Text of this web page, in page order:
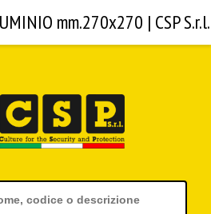
mm.270x270 | CSP S.r.l.